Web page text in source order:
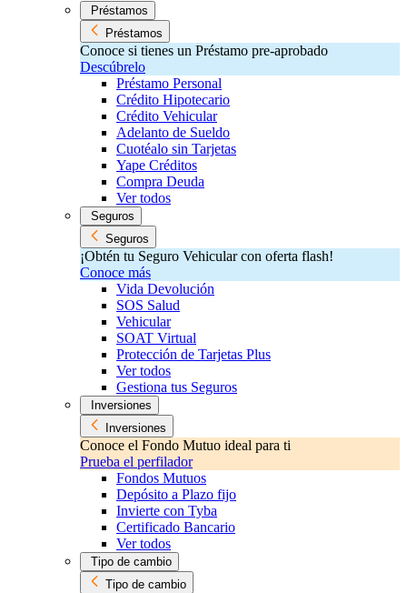
Préstamos
Préstamos
Conoce si tienes un Préstamo pre-aprobado
Descúbrelo
Préstamo Personal
Crédito Hipotecario
Crédito Vehicular
Adelanto de Sueldo
Cuotéalo sin Tarjetas
Yape Créditos
Compra Deuda
Ver todos
Seguros
Seguros
¡Obtén tu Seguro Vehicular con oferta flash!
Conoce más
Vida Devolución
SOS Salud
Vehicular
SOAT Virtual
Protección de Tarjetas Plus
Ver todos
Gestiona tus Seguros
Inversiones
Inversiones
Conoce el Fondo Mutuo ideal para ti
Prueba el perfilador
Fondos Mutuos
Depósito a Plazo fijo
Invierte con Tyba
Certificado Bancario
Ver todos
Tipo de cambio
Tipo de cambio